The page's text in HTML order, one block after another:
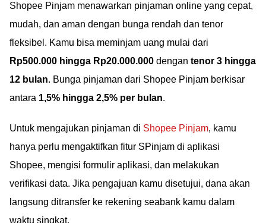
Shopee Pinjam menawarkan pinjaman online yang cepat,
mudah, dan aman dengan bunga rendah dan tenor
fleksibel. Kamu bisa meminjam uang mulai dari
Rp500.000 hingga Rp20.000.000 dengan tenor 3 hingga
12 bulan. Bunga pinjaman dari Shopee Pinjam berkisar
antara 1,5% hingga 2,5% per bulan.
Untuk mengajukan pinjaman di Shopee Pinjam, kamu
hanya perlu mengaktifkan fitur SPinjam di aplikasi
Shopee, mengisi formulir aplikasi, dan melakukan
verifikasi data. Jika pengajuan kamu disetujui, dana akan
langsung ditransfer ke rekening seabank kamu dalam
waktu singkat.